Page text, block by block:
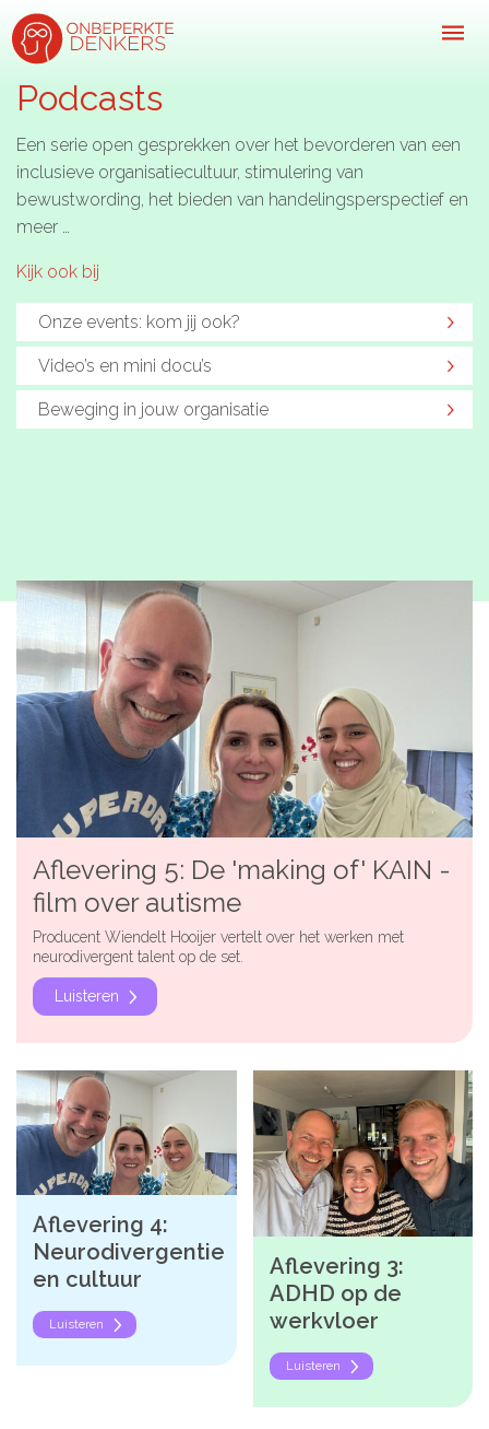
Inspiratie
Kijk-, lees- & luistertips
Podcasts: serie open gesprekken
Inspirerende praktijkverhalen
Bekijk volledig overzicht
Breng een ODE!
Ver- en vooroordelencheck
De Teamaanpak
De Escaperoom
Bekijk volledig overzicht
Sluit je ook aan
In jouw organisatie
De beweging in cijfers
De kalender
Deelnemers & allianties
Updates & nieuws
Contact
Privacy Statement
Cookiebeleid (EU)
Podcasts
Een serie open gesprekken over het bevorderen van een
inclusieve organisatiecultuur, stimulering van
bewustwording, het bieden van handelingsperspectief en
meer …
Kijk ook bij
Onze events: kom jij ook?
Video’s en mini docu’s
Beweging in jouw organisatie
Aflevering 5: De 'making of' KAIN -
film over autisme
Producent Wiendelt Hooijer vertelt over het werken met
neurodivergent talent op de set.
Luisteren
Aflevering 4:
Neurodivergentie
en cultuur
Luisteren
Aflevering 3:
ADHD op de
werkvloer
Luisteren